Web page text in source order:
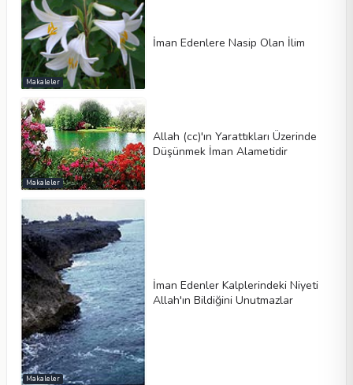
Makaleler
İman Edenlere Nasip Olan İlim
Makaleler
Allah (cc)'ın Yarattıkları Üzerinde
Düşünmek İman Alametidir
Makaleler
İman Edenler Kalplerindeki Niyeti
Allah'ın Bildiğini Unutmazlar